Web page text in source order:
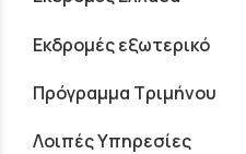
Εκδρομές εξωτερικό
Πρόγραμμα Τριμήνου
Λοιπές Υπηρεσίες